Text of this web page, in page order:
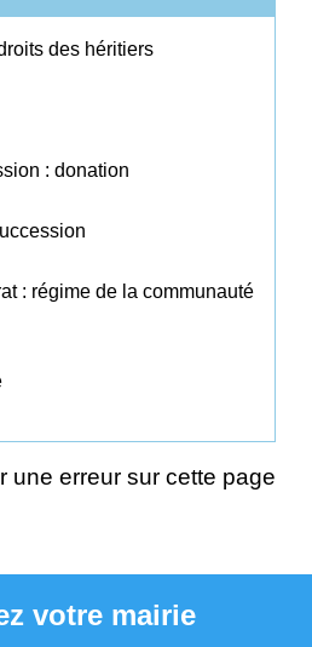
des héritiers
: donation
: régime de la communauté
une erreur sur cette page
votre mairie